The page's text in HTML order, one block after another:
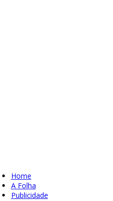
Home
A Folha
Publicidade